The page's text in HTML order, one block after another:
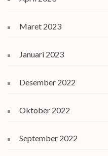
Maret 2023
Januari 2023
Desember 2022
Oktober 2022
September 2022